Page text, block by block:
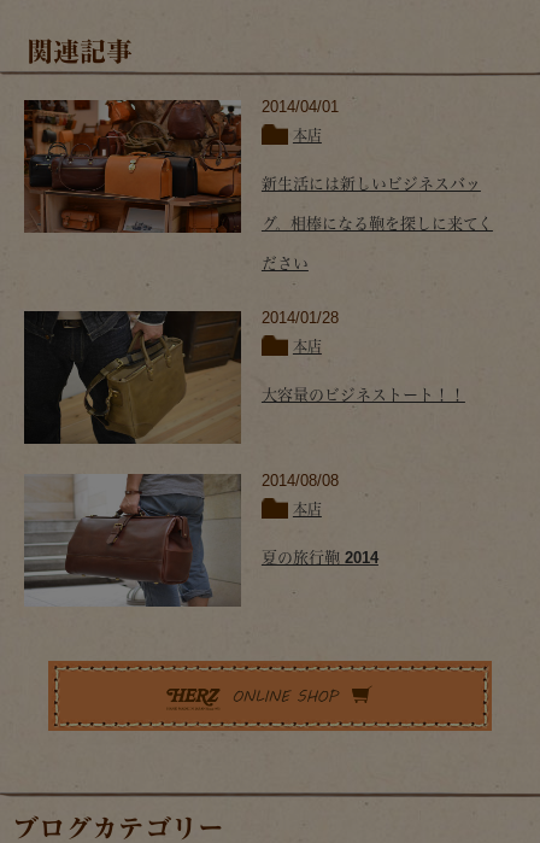
関連記事
2014/04/01
本店
新生活には新しいビジネスバッ
グ。相棒になる鞄を探しに来てく
ださい
2014/01/28
本店
大容量のビジネストート！！
2014/08/08
本店
夏の旅行鞄 2014
ブログカテゴリー